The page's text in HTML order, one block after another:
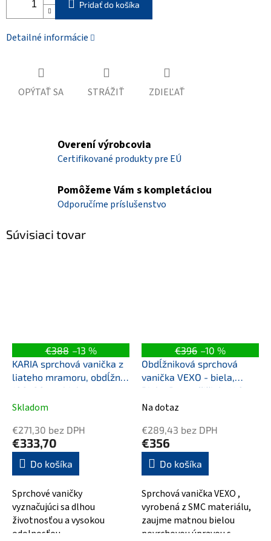
Pridať do košíka
Detailné informácie
OPÝTAŤ SA STRÁŽIŤ ZDIEĽAŤ
Overení výrobcovia
Certifikované produkty pre EÚ
Pomôžeme Vám s kompletáciou
Odporučíme príslušenstvo
Súvisiaci tovar
€388 –13 %
KARIA sprchová vanička z
liateho mramoru, obdĺžnik
100x80cm, biela
Skladom
€271,30 bez DPH
€333,70
Do košíka
Sprchové vaničky
vyznačujúci sa dlhou
životnosťou a vysokou
odolnosťou
€396 –10 %
Obdĺžniková sprchová
vanička VEXO - biela,
Biela, Bez nožičiek, 140
cm, 90 cm
Na dotaz
€289,43 bez DPH
€356
Do košíka
Sprchová vanička VEXO ,
vyrobená z SMC materiálu,
zaujme matnou bielou
povrchovou úpravou s